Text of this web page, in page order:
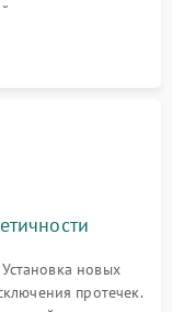
ремонт платы
проводки.
новых
протечек.